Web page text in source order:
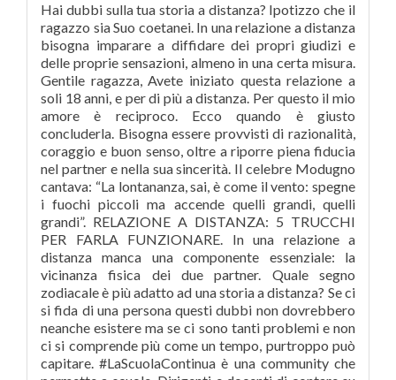
Hai dubbi sulla tua storia a distanza? Ipotizzo che il
ragazzo sia Suo coetanei. In una relazione a distanza
bisogna imparare a diffidare dei propri giudizi e
delle proprie sensazioni, almeno in una certa misura.
Gentile ragazza, Avete iniziato questa relazione a
soli 18 anni, e per di più a distanza. Per questo il mio
amore è reciproco. Ecco quando è giusto
concluderla. Bisogna essere provvisti di razionalità,
coraggio e buon senso, oltre a riporre piena fiducia
nel partner e nella sua sincerità. Il celebre Modugno
cantava: “La lontananza, sai, è come il vento: spegne
i fuochi piccoli ma accende quelli grandi, quelli
grandi”. RELAZIONE A DISTANZA: 5 TRUCCHI
PER FARLA FUNZIONARE. In una relazione a
distanza manca una componente essenziale: la
vicinanza fisica dei due partner. Quale segno
zodiacale è più adatto ad una storia a distanza? Se ci
si fida di una persona questi dubbi non dovrebbero
neanche esistere ma se ci sono tanti problemi e non
ci si comprende più come un tempo, purtroppo può
capitare. #LaScuolaContinua è una community che